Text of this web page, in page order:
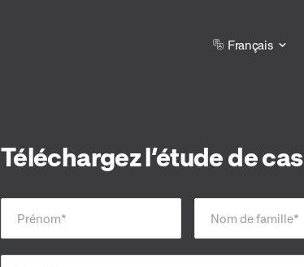
Français
Téléchargez l’étude de cas
Prénom* Nom de famille*